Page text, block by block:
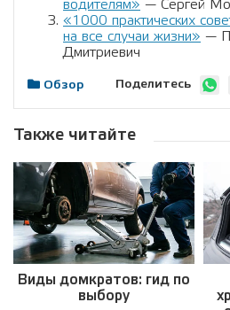
водителям» — Сергей
«1000 практических
на все случаи жизни» —
Дмитриевич
Обзор Поделитесь
Также читайте
Виды домкратов: гид по
выбору